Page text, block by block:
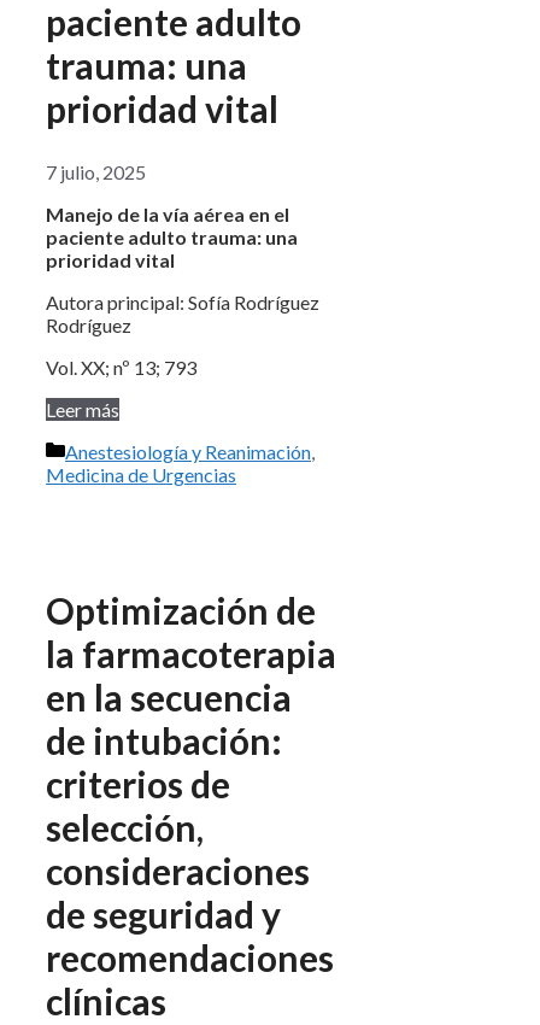
paciente adulto
trauma: una
prioridad vital
7 julio, 2025
Manejo de la vía aérea en el
paciente adulto trauma: una
prioridad vital
Autora principal: Sofía Rodríguez
Rodríguez
Vol. XX; nº 13; 793
Leer más
Categorías
Anestesiología y Reanimación,
Medicina de Urgencias
Optimización de
la farmacoterapia
en la secuencia
de intubación:
criterios de
selección,
consideraciones
de seguridad y
recomendaciones
clínicas